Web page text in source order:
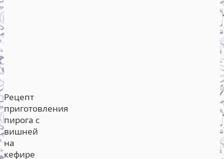
Рецепт
приготовления
пирога с
вишней
на
кефире